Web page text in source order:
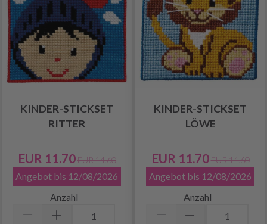
KINDER-STICKSET
RITTER
EUR 11.70 EUR 14.60
Angebot bis 12/08/2026
Anzahl
KINDER-STICKSET
LÖWE
EUR 11.70 EUR 14.60
Angebot bis 12/08/2026
Anzahl